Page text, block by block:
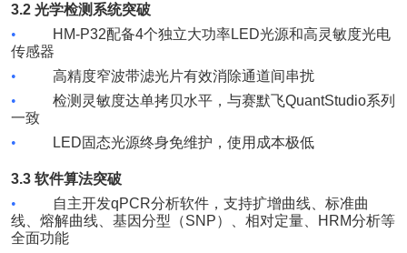
3.2 光学检测系统突破
•
HM-P32配备4个独立大功率LED光源和高灵敏度光电
传感器
•
高精度窄波带滤光片有效消除通道间串扰
•
检测灵敏度达单拷贝水平，与赛默飞QuantStudio系列
一致
•
LED固态光源终身免维护，使用成本极低
3.3 软件算法突破
•
自主开发qPCR分析软件，支持扩增曲线、标准曲
线、熔解曲线、基因分型（SNP）、相对定量、 HRM分析等
全面功能